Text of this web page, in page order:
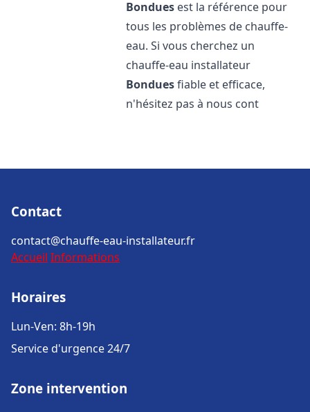
Bondues est la référence pour
tous les problèmes de chauffe-
eau. Si vous cherchez un
chauffe-eau installateur
Bonduesfiable et efficace,
n'hésitez pas à nous cont
Contact
contact@chauffe-eau-installateur.fr
Accueil Informations
Horaires
Lun-Ven: 8h-19h
Service d'urgence 24/7
Zone intervention